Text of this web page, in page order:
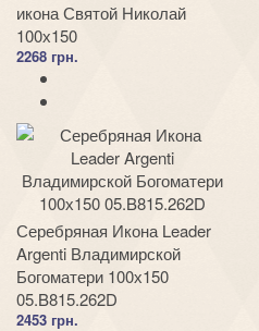
икона Святой Николай
100х150
2268 грн.
Серебряная Икона Leader
Argenti Владимирской
Богоматери 100х150
05.B815.262D
2453 грн.